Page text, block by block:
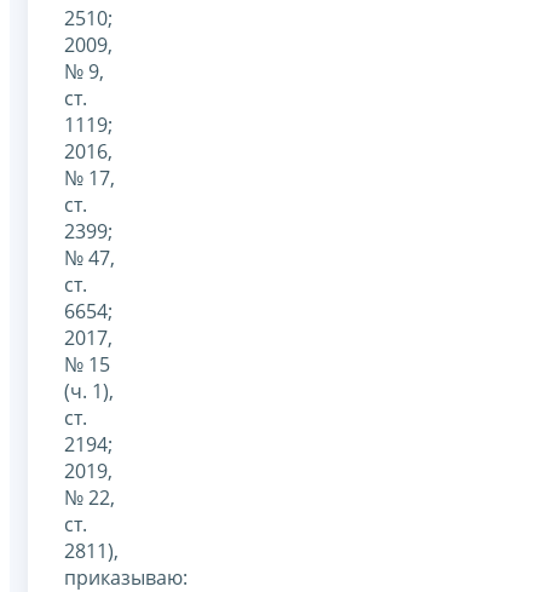
2510;
2009,
№ 9,
ст.
1119;
2016,
№ 17,
ст.
2399;
№ 47,
ст.
6654;
2017,
№ 15
(ч. 1),
ст.
2194;
2019,
№ 22,
ст.
2811),
приказываю: